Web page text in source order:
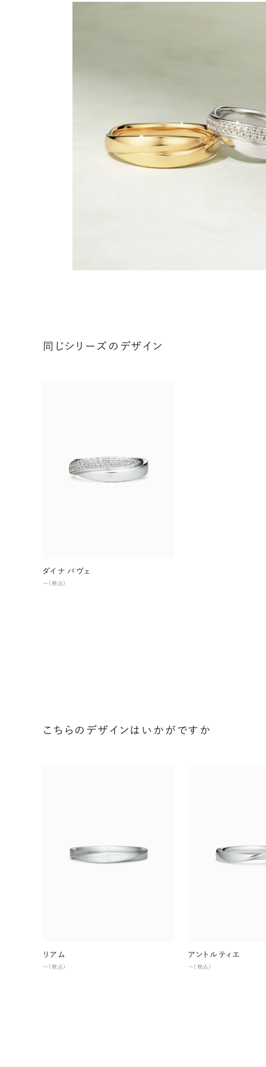
同じシリーズのデザイン
ダイナ パヴェ
〜（税込）
こちらのデザインはいかがですか
リアム
〜（税込）
アントルティエ
〜（税込）